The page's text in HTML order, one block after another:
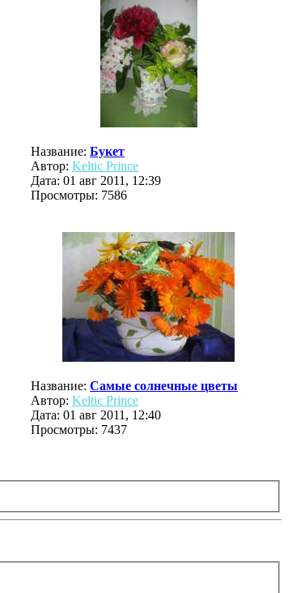
Название: Букет
Автор: Keltic Prince
Дата: 01 авг 2011, 12:39
Просмотры: 7586
Название: Самые солнечные цветы
Автор: Keltic Prince
Дата: 01 авг 2011, 12:40
Просмотры: 7437